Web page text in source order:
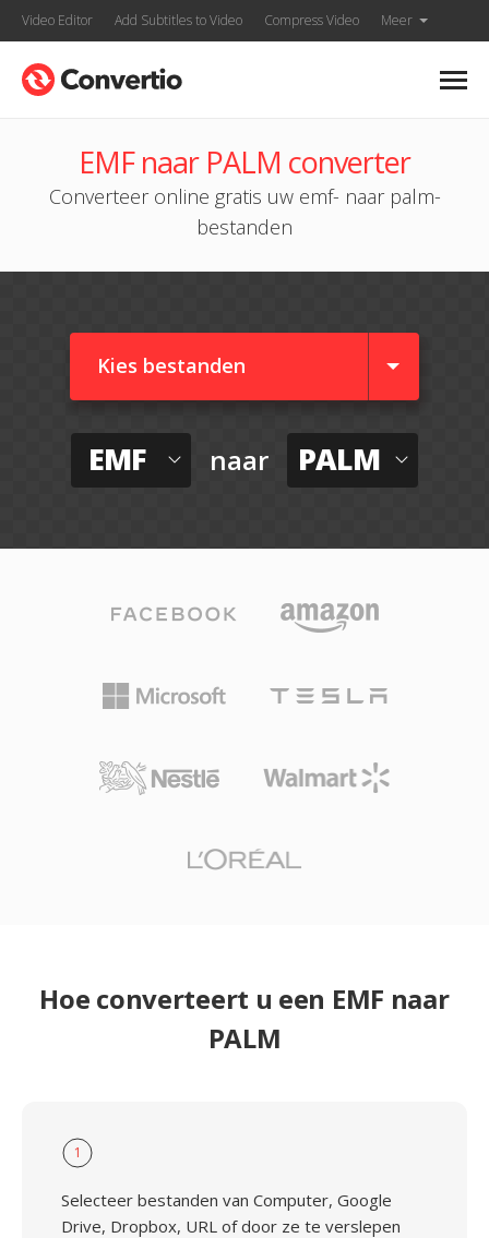
Video Editor Add Subtitles to Video Compress Video Meer
EMF naar PALM converter
Converteer online gratis uw emf- naar palm-
bestanden
Kies bestanden
EMF naar PALM
Hoe converteert u een EMF naar
PALM
1
Selecteer bestanden van Computer, Google
Drive, Dropbox, URL of door ze te verslepen